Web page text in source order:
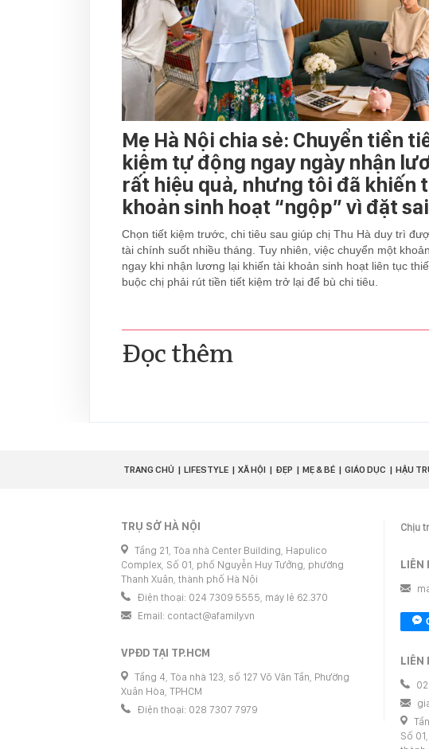
Mẹ Hà Nội chia sẻ: Chuyển tiền
kiệm tự động ngay ngày nhận
rất hiệu quả, nhưng tôi đã khiến
khoản sinh hoạt “ngộp” vì đặt
Chọn tiết kiệm trước, chi tiêu sau giúp chị Thu Hà duy trì
tài chính suốt nhiều tháng. Tuy nhiên, việc chuyển một
ngay khi nhận lương lại khiến tài khoản sinh hoạt liên tục
buộc chị phải rút tiền tiết kiệm trở lại để bù chi tiêu.
Đọc thêm
TRANG CHỦ LIFESTYLE XÃ HỘI ĐẸP MẸ & BÉ GIÁO DỤC HẬU
TRỤ SỞ HÀ NỘI
Tầng 21, Tòa nhà Center Building, Hapulico
Complex, Số 01, phố Nguyễn Huy Tưởng, phường
Thanh Xuân, thành phố Hà Nội
Điện thoại: 024 7309 5555, máy lẻ 62.370
Email: contact@afamily.vn
VPĐD TẠI TP.HCM
Tầng 4, Tòa nhà 123, số 127 Võ Văn Tần, Phường
Xuân Hòa, TPHCM
Điện thoại: 028 7307 7979
Chịu
LIÊN
LIÊN
Số